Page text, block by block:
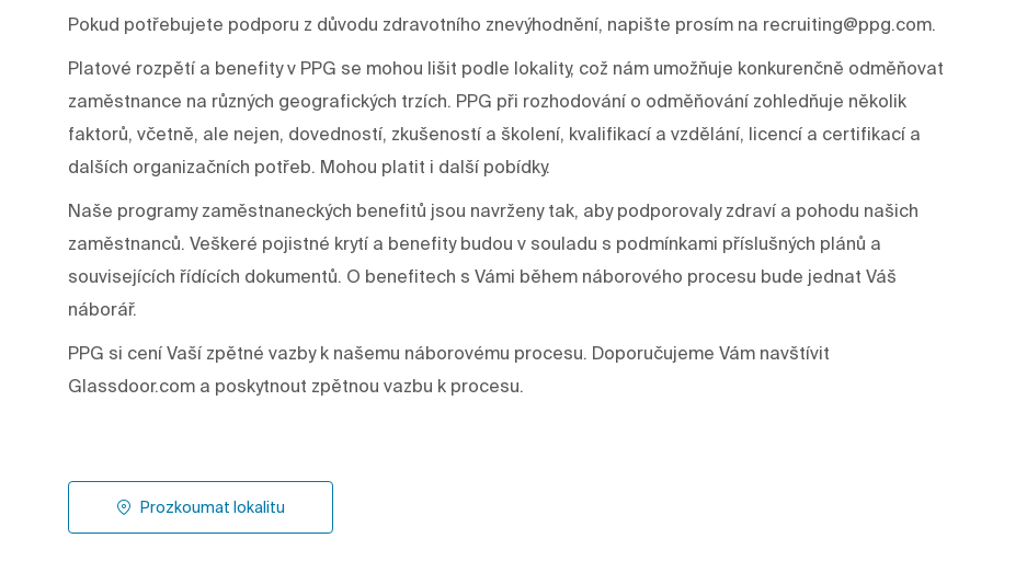
Pokud potřebujete podporu z důvodu zdravotního znevýhodnění, napište prosím na recruiting@ppg.com.
Platové rozpětí a benefity v PPG se mohou lišit podle lokality, což nám umožňuje konkurenčně odměňovat
zaměstnance na různých geografických trzích. PPG při rozhodování o odměňování zohledňuje několik
faktorů, včetně, ale nejen, dovedností, zkušeností a školení, kvalifikací a vzdělání, licencí a certifikací a
dalších organizačních potřeb. Mohou platit i další pobídky.
Naše programy zaměstnaneckých benefitů jsou navrženy tak, aby podporovaly zdraví a pohodu našich
zaměstnanců. Veškeré pojistné krytí a benefity budou v souladu s podmínkami příslušných plánů a
souvisejících řídících dokumentů. O benefitech s Vámi během náborového procesu bude jednat Váš
náborář.
PPG si cení Vaší zpětné vazby k našemu náborovému procesu. Doporučujeme Vám navštívit
Glassdoor.com a poskytnout zpětnou vazbu k procesu.
Prozkoumat lokalitu